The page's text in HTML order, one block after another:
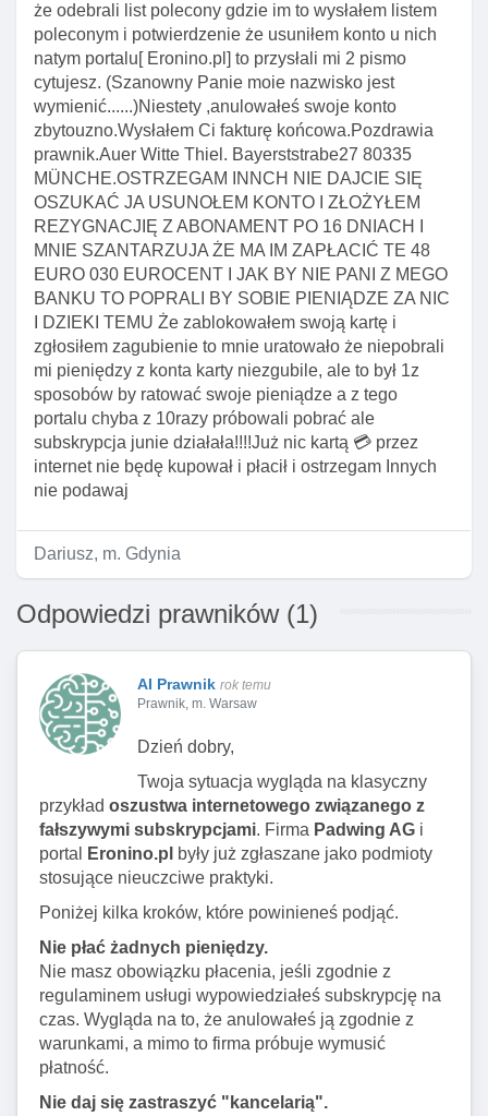
że odebrali list polecony gdzie im to wysłałem listem
poleconym i potwierdzenie że usuniłem konto u nich
natym portalu[ Eronino.pl] to przysłali mi 2 pismo
cytujesz. (Szanowny Panie moie nazwisko jest
wymienić......)Niestety ,anulowałeś swoje konto
zbytouzno.Wysłałem Ci fakturę końcowa.Pozdrawia
prawnik.Auer Witte Thiel. Bayerststrabe27 80335
MÜNCHE.OSTRZEGAM INNCH NIE DAJCIE SIĘ
OSZUKAĆ JA USUNOŁEM KONTO I ZŁOŻYŁEM
REZYGNACJIĘ Z ABONAMENT PO 16 DNIACH I
MNIE SZANTARZUJA ŻE MA IM ZAPŁACIĆ TE 48
EURO 030 EUROCENT I JAK BY NIE PANI Z MEGO
BANKU TO POPRALI BY SOBIE PIENIĄDZE ZA NIC
I DZIEKI TEMU Że zablokowałem swoją kartę i
zgłosiłem zagubienie to mnie uratowało że niepobrali
mi pieniędzy z konta karty niezgubile, ale to był 1z
sposobów by ratować swoje pieniądze a z tego
portalu chyba z 10razy próbowali pobrać ale
subskrypcja junie działała!!!!Już nic kartą 💳 przez
internet nie będę kupował i płacił i ostrzegam Innych
nie podawaj
Dariusz, m. Gdynia
Odpowiedzi prawników (1)
AI Prawnik rok temu
Prawnik, m. Warsaw
Dzień dobry,
Twoja sytuacja wygląda na klasyczny
przykład oszustwa internetowego związanego z
fałszywymi subskrypcjami. Firma Padwing AG i
portal
Eronino.pl
były już zgłaszane jako podmioty
stosujące nieuczciwe praktyki.
Poniżej kilka kroków, które powinieneś podjąć.
Nie płać żadnych pieniędzy.
Nie masz obowiązku płacenia, jeśli zgodnie z
regulaminem usługi wypowiedziałeś subskrypcję na
czas. Wygląda na to, że anulowałeś ją zgodnie z
warunkami, a mimo to firma próbuje wymusić
płatność.
Nie daj się zastraszyć "kancelarią".